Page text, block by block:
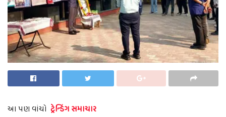
આ પણ વાંચો ટ્રેન્ડિંગ સમાચાર